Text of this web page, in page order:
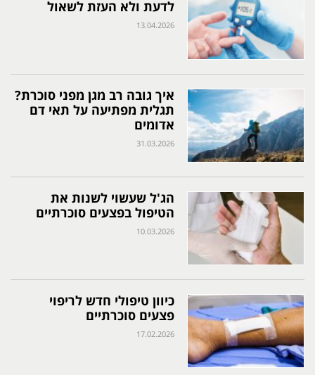
לדעת ולא העזת לשאול
13.04.2026
איך גובה רב מגן מפני סוכרת?
תגלית מפתיעה על תאי דם
אדומים
31.03.2026
הג'ל שעשוי לשנות את
הטיפול בפצעים סוכרתיים
10.03.2026
כיוון טיפולי חדש לריפוי
פצעים סוכרתיים
17.02.2026